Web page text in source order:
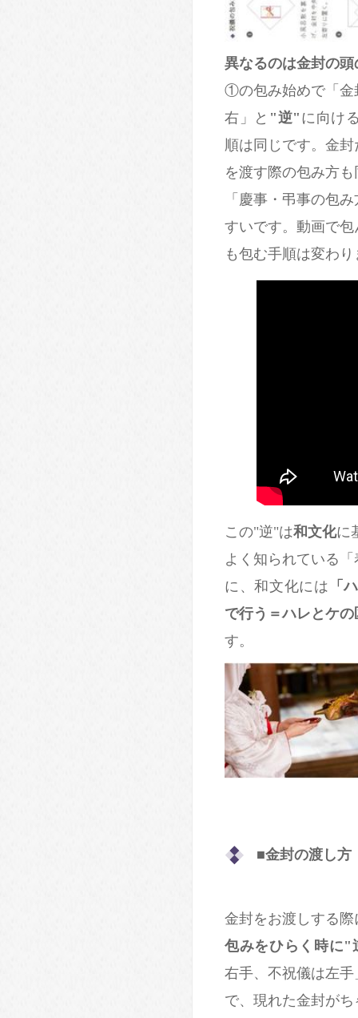
異なるのは金封の頭
①の包み始めで「金
右」と "逆" に向け
順は同じです。金
を渡す際の包み方
「慶事・弔事の包
すいです。動画で
も包む手順は変わ
この"逆"は和文化に
よく知られている
に、和文化には 「
で行う＝ハレとケ
す。
■金封の渡し方
金封をお渡しする
包みをひらく時に"
右手、不祝儀は左
で、現れた金封が